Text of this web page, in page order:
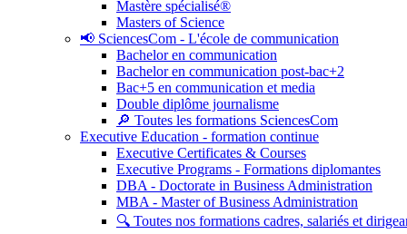
Mastère spécialisé®
Masters of Science
📢 SciencesCom - L'école de communication
Bachelor en communication
Bachelor en communication post-bac+2
Bac+5 en communication et media
Double diplôme journalisme
🔎 Toutes les formations SciencesCom
Executive Education - formation continue
Executive Certificates & Courses
Executive Programs - Formations diplomantes
DBA - Doctorate in Business Administration
MBA - Master of Business Administration
🔍 Toutes nos formations cadres, salariés et